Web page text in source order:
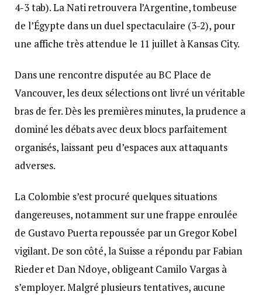
4-3 tab). La Nati retrouvera l’Argentine, tombeuse
de l’Égypte dans un duel spectaculaire (3-2), pour
une affiche très attendue le 11 juillet à Kansas City.
Dans une rencontre disputée au BC Place de
Vancouver, les deux sélections ont livré un véritable
bras de fer. Dès les premières minutes, la prudence a
dominé les débats avec deux blocs parfaitement
organisés, laissant peu d’espaces aux attaquants
adverses.
La Colombie s’est procuré quelques situations
dangereuses, notamment sur une frappe enroulée
de Gustavo Puerta repoussée par un Gregor Kobel
vigilant. De son côté, la Suisse a répondu par Fabian
Rieder et Dan Ndoye, obligeant Camilo Vargas à
s’employer. Malgré plusieurs tentatives, aucune